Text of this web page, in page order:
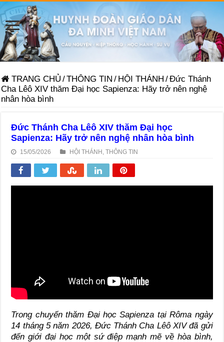
TRANG CHỦ /THÔNG TIN / HỘI THÁNH /Đức Thánh
Cha Lêô XIV thăm Đại học Sapienza: Hãy trở nên nghệ
nhân hòa bình
Đức Thánh Cha Lêô XIV thăm Đại học
Sapienza: Hãy trở nên nghệ nhân hòa bình
15/05/2026 HỘI THÁNH ,THÔNG TIN
Trong chuyến thăm Đại học Sapienza tại Rôma ngày
14 tháng 5 năm 2026, Đức Thánh Cha Lêô XIV đã gửi
đến giới đại học một sứ điệp mạnh mẽ về hòa bình,